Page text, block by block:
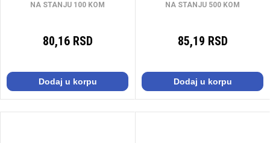
NA STANJU 100 KOM
80,16 RSD
Dodaj u korpu
NA STANJU 500 KOM
85,19 RSD
Dodaj u korpu